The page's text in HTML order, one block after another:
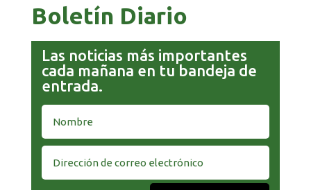
Boletín Diario
Las noticias más importantes
cada mañana en tu bandeja de
entrada.